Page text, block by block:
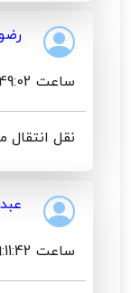
ساعت 07:49:02
نقل انتقال
ساعت 09:11:42